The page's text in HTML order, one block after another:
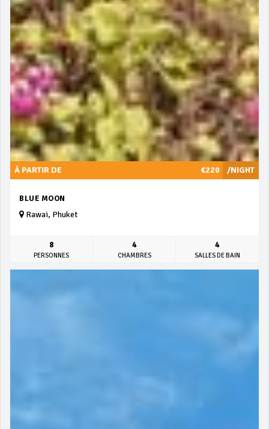
/NIGHT
À PARTIR DE €220
BLUE MOON
Rawai, Phuket
8
PERSONNES
4
CHAMBRES
4
SALLES DE BAIN